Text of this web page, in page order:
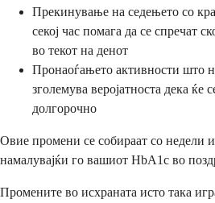
Прекинување на седењето со
секој час помага да се спречат
во текот на денот
Пронаоѓањето активности што
зголемува веројатноста дека ќе
долгорочно
Овие промени се собираат со недели
намалувајќи го вашиот HbA1c во
Промените во исхраната исто така